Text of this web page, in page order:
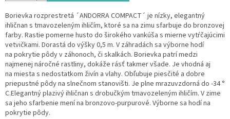
Borievka rozprestretá ´ANDORRA COMPACT´ je nízky, elegantný
ihličnan s tmavozeleným ihličím, ktoré sa na zimu sfarbuje do bronzovej
farby. Rastie pomerne husto do širokého vankúša s mierne vytŕčajúcimi
vetvičkami. Dorastá do výšky 0,5 m. V záhradách sa výborne hodí
na pokrytie pôdy v záhonoch, či skalkách. Borievka patrí medzi
najmenej náročné rastliny, dokáže rásť takmer všade. Je vhodná aj
na miesta s nedostatkom živín a vlahy. Obľubuje piesčité a dobre
priepustné pôdy na slnečnom stanovišti. Je plne mrazuvzdorná do -34 °
C.Elegantný plazivý ihličnan s drobučkým tmavozeleným ihličím. V zime
sa jeho sfarbenie mení na bronzovo-purpurové. Výborne sa hodí na
pokrytie pôdy.